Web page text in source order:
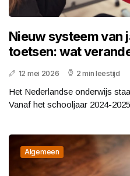
Nieuw systeem van
toetsen: wat
12 mei 2026 2 min leestijd
Het Nederlandse onderwijs
Vanaf het schooljaar 2024-
Algemeen